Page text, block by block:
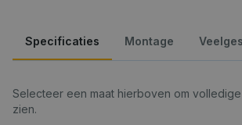
Specificaties Montage
Selecteer een maat hierboven om
zien.